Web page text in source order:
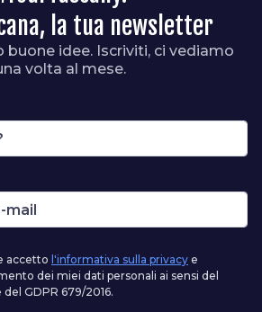
la tua newsletter
buone idee. Iscriviti, ci vediamo
volta al mese.
accetto l'informativa sulla privacy e
dei miei dati personali ai sensi del
GDPR 679/2016.